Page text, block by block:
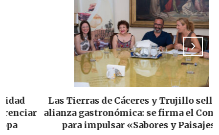
Las Tierras de Cáceres y Trujillo sellan su
alianza gastronómica: se firma el Convenio
para impulsar «Sabores y Paisajes»